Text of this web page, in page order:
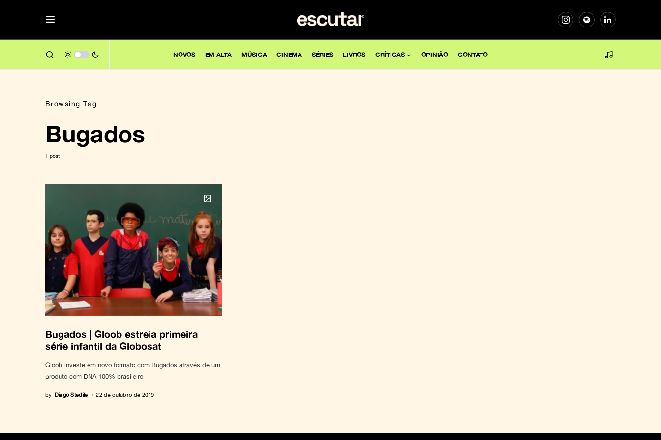
NOVOS EM ALTA MÚSICA CINEMA SÉRIES LIVROS CRÍTICAS OPINIÃO CONTATO
Browsing Tag
Bugados
1 post
Bugados | Gloob estreia primeira
série infantil da Globosat
Gloob investe em novo formato com Bugados através de um
produto com DNA 100% brasileiro
by Diego Stedile 22 de outubro de 2019